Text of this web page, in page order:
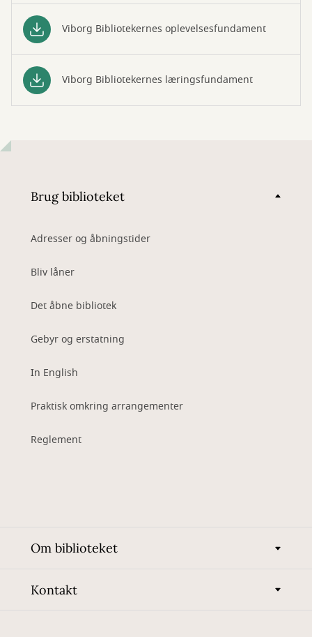
Viborg Bibliotekernes oplevelsesfundament
Viborg Bibliotekernes læringsfundament
Brug biblioteket
Adresser og åbningstider
Bliv låner
Det åbne bibliotek
Gebyr og erstatning
In English
Praktisk omkring arrangementer
Reglement
Om biblioteket
Kontakt